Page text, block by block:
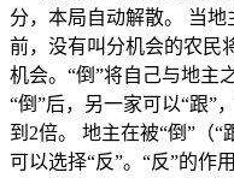
分，本局自动解散。 当
前，没有叫分机会的农民
机会。“倒”将自己与地主
“倒”后，另一家可以“跟”
到2倍。 地主在被“倒”（“
可以选择“反”。“反”的作